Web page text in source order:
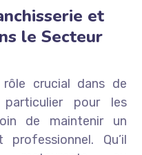
et
le Secteur
crucial dans de
pour les
de maintenir un
Qu’il